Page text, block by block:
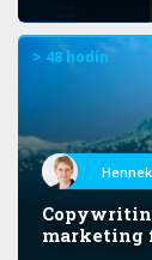
> 48 hodín
marketing